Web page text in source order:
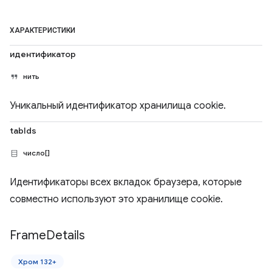
ХАРАКТЕРИСТИКИ
идентификатор
нить
Уникальный идентификатор хранилища cookie.
tabIds
число[]
Идентификаторы всех вкладок браузера, которые
совместно используют это хранилище cookie.
FrameDetails
Хром 132+